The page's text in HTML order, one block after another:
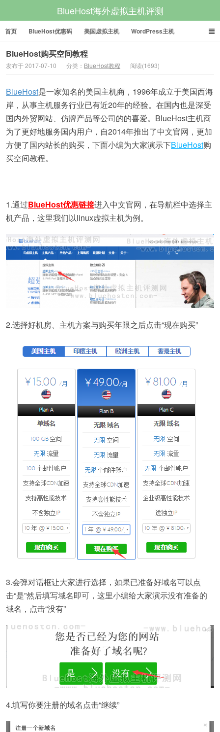
BlueHost海外虚拟主机评测
首页 BlueHost优惠码 美国虚拟主机 WordPress主机
美国VPS 美国服务器
BlueHost购买空间教程
发布于 2017-07-10 分类： BlueHost教程 阅读(1693)
BlueHost是一家知名的美国主机商，1996年成立于美国西海
岸，从事主机服务行业已有近20年的经验。在国内也是深受
国内外贸网站、仿牌产品等公司的的喜爱。BlueHost主机商
为了更好地服务国内用户，自2014年推出了中文官网，更加
方便了国内站长的购买，下面小编为大家演示下BlueHost购
买空间教程。
1.通过BlueHost优惠链接进入中文官网，在导航栏中选择主
机产品，这里我们以linux虚拟主机为例。
2.选择好机房、主机方案与购买年限之后点击“现在购买”
3.会弹对话框让大家进行选择，如果已准备好域名可以点
击“是”然后填写域名即可，这里小编给大家演示没有准备的
域名，点击“没有”
4.填写你要注册的域名点击“继续”